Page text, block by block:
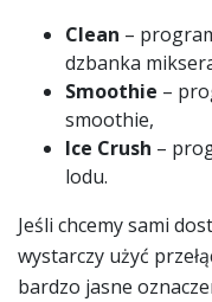
Clean –
dzbanka
Smoothie –
smoothie,
Ice Crush –
lodu.
Jeśli chcemy sami
wystarczy użyć
bardzo jasne